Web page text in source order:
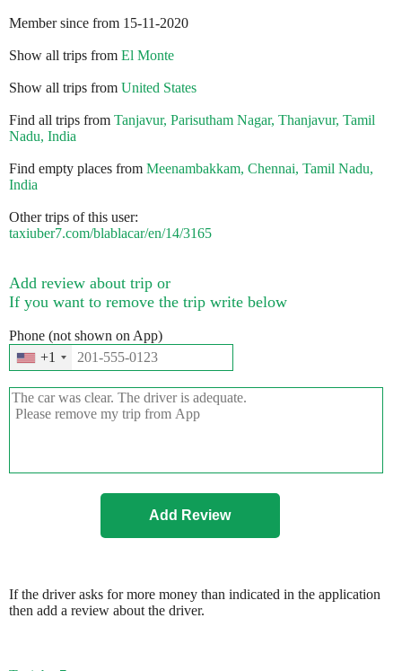
Member since from 15-11-2020
Show all trips from El Monte
Show all trips from United States
Find all trips from Tanjavur, Parisutham Nagar, Thanjavur, Tamil
Nadu, India
Find empty places from Meenambakkam, Chennai, Tamil Nadu,
India
Other trips of this user:
taxiuber7.com/blablacar/en/14/3165
Add review about trip or
If you want to remove the trip write below
Phone (not shown on App)
+1
If the driver asks for more money than indicated in the application
then add a review about the driver.